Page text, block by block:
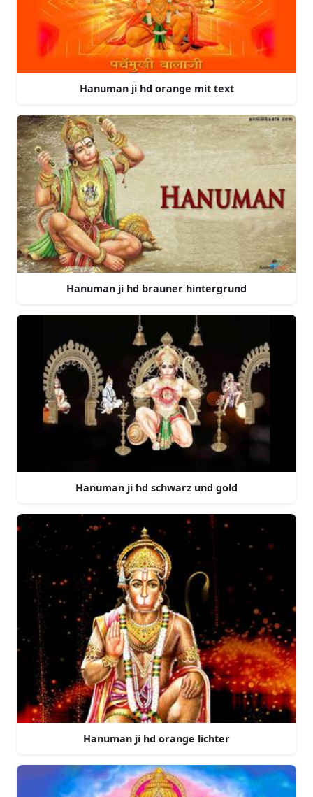
Hanuman ji hd orange mit text
Hanuman ji hd brauner hintergrund
Hanuman ji hd schwarz und gold
Hanuman ji hd orange lichter